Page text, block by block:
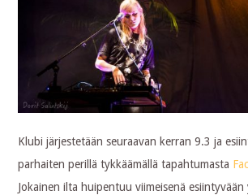
Klubi järjestetään seuraavan kerran 9.3 ja
parhaiten perillä tykkäämällä tapahtumasta
Jokainen ilta huipentuu viimeisenä